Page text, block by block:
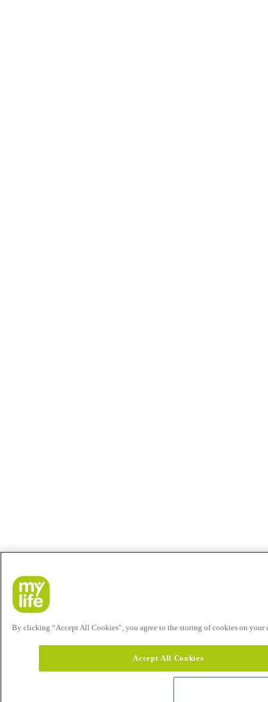
By clicking “Accept All Cookies”, you agree to the storing of cookies on your
Accept All Cookies